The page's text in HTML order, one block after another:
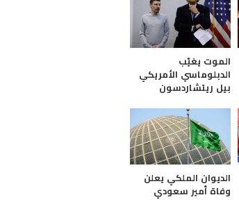
الموت يغيّب
الدبلوماسي الأمريكي
بيل ريتشاردسون
الديوان الملكي يعلن
وفاة أمير سعودي